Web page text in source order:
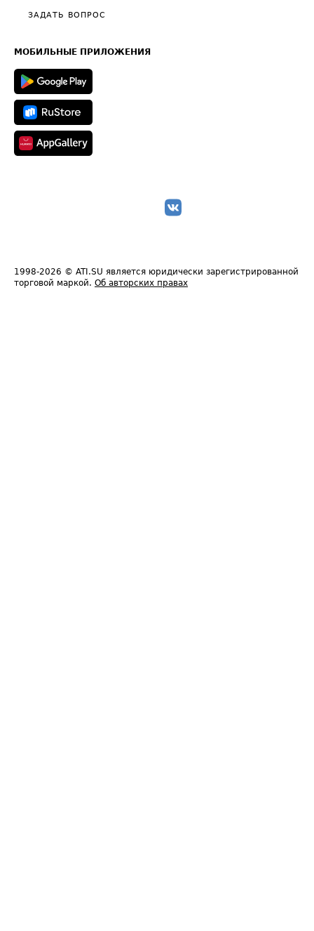
Общие положения
Полезное по перевозкам
Техническая информация
ЗАДАТЬ ВОПРОС
МОБИЛЬНЫЕ ПРИЛОЖЕНИЯ
1998-2026 © ATI.SU является юридически зарегистрированной
торговой маркой. Об авторских правах